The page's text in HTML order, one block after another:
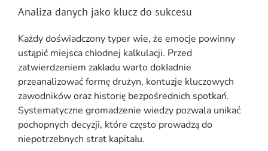
Analiza danych jako klucz do sukcesu
Każdy doświadczony typer wie, że emocje powinny
ustąpić miejsca chłodnej kalkulacji. Przed
zatwierdzeniem zakładu warto dokładnie
przeanalizować formę drużyn, kontuzje kluczowych
zawodników oraz historię bezpośrednich spotkań.
Systematyczne gromadzenie wiedzy pozwala unikać
pochopnych decyzji, które często prowadzą do
niepotrzebnych strat kapitału.